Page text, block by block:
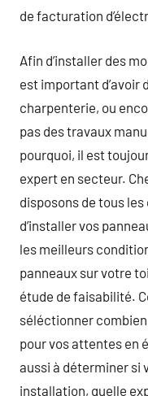
de facturation
Afin d’installer des
est important d’avoir
charpenterie, ou
pas des travaux
pourquoi, il est
expert en secteur.
disposons de tous
d’installer vos
les meilleurs
panneaux sur votre
étude de faisabilité.
séléctionner
pour vos attentes en
aussi à déterminer si
installation, quelle